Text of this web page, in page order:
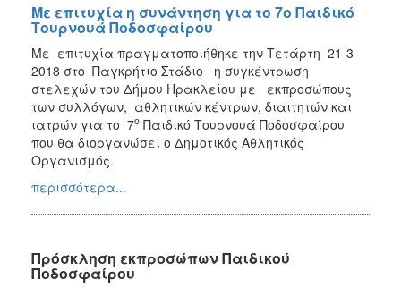
Με επιτυχία η συνάντηση για το 7ο Παιδικό
Τουρνουά Ποδοσφαίρου
Με επιτυχία πραγματοποιήθηκε την Τετάρτη 21-3-
2018 στο Παγκρήτιο Στάδιο η συγκέντρωση
στελεχών του Δήμου Ηρακλείου με εκπροσώπους
των συλλόγων, αθλητικών κέντρων, διαιτητών και
ιατρών για το 7ο Παιδικό Τουρνουά Ποδοσφαίρου
που θα διοργανώσει ο Δημοτικός Αθλητικός
Οργανισμός.
περισσότερα...
Πρόσκληση εκπροσώπων Παιδικού
Ποδοσφαίρου